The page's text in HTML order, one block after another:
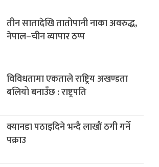
तीन सातादेखि तातोपानी नाका अवरुद्ध,
नेपाल–चीन व्यापार ठप्प
विविधतामा एकताले राष्ट्रिय अखण्डता
बलियो बनाउँछ : राष्ट्रपति
क्यानडा पठाइदिने भन्दै लाखौं ठगी गर्ने
पक्राउ